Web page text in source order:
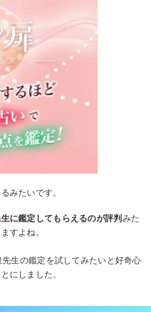
みたいです。
に鑑定してもらえるのが評判 みた
すよね。
生の鑑定を試してみたいと好奇心
にしました。